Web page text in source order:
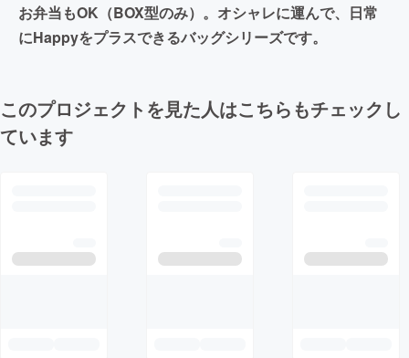
お弁当もOK（BOX型のみ）。オシャレに運んで、日常
にHappyをプラスできるバッグシリーズです。
このプロジェクトを見た人はこちらもチェックし
ています